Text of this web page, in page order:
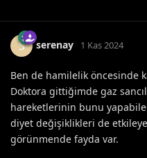
S serenay 1 Kas 2024
Ben de hamilelik öncesinde
Doktora gittiğimde gaz
hareketlerinin bunu
diyet değişiklikleri de
görünmende fayda var.